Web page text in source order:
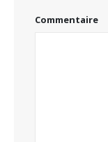
Commentaire